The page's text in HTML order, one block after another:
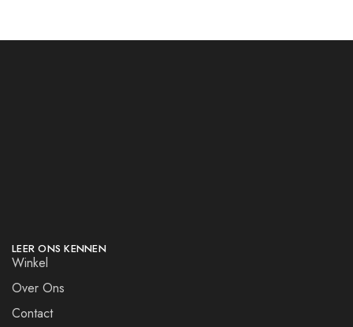
LEER ONS KENNEN
Winkel
Over Ons
Contact